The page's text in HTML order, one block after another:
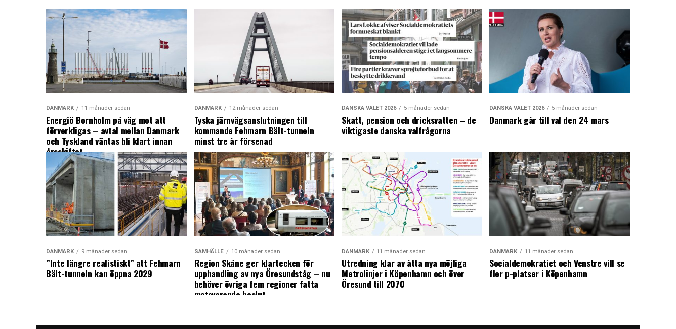
DANMARK 11 månader sedan
Energiö Bornholm på väg mot att
förverkligas – avtal mellan Danmark
och Tyskland väntas bli klart innan
årsskiftet
DANMARK 12 månader sedan
Tyska järnvägsanslutningen till
kommande Fehmarn Bält-tunneln
minst tre år försenad
DANSKA VALET 2026 5 månader sedan
Skatt, pension och dricksvatten – de
viktigaste danska valfrågorna
DANSKA VALET 2026 5 månader sedan
Danmark går till val den 24 mars
DANMARK 9 månader sedan
”Inte längre realistiskt” att Fehmarn
Bält-tunneln kan öppna 2029
SAMHÄLLE 10 månader sedan
Region Skåne ger klartecken för
upphandling av nya Öresundståg – nu
behöver övriga fem regioner fatta
motsvarande beslut
DANMARK 11 månader sedan
Utredning klar av åtta nya möjliga
Metrolinjer i Köpenhamn och över
Öresund till 2070
DANMARK 11 månader sedan
Socialdemokratiet och Venstre vill se
fler p-platser i Köpenhamn